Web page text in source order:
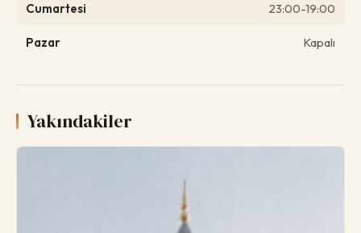
Cumartesi 23:00-19:00
Pazar Kapalı
Yakındakiler